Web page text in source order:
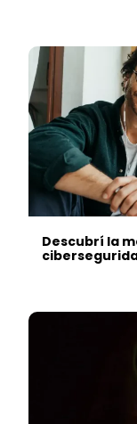
Descubrí la